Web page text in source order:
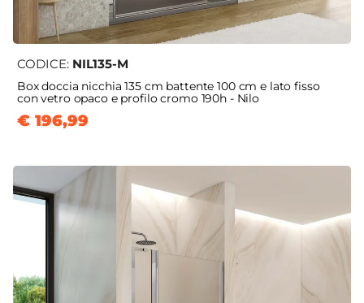
CODICE: NIL135-M
Box doccia nicchia 135 cm battente 100 cm e lato fisso
con vetro opaco e profilo cromo 190h - Nilo
€ 196,99